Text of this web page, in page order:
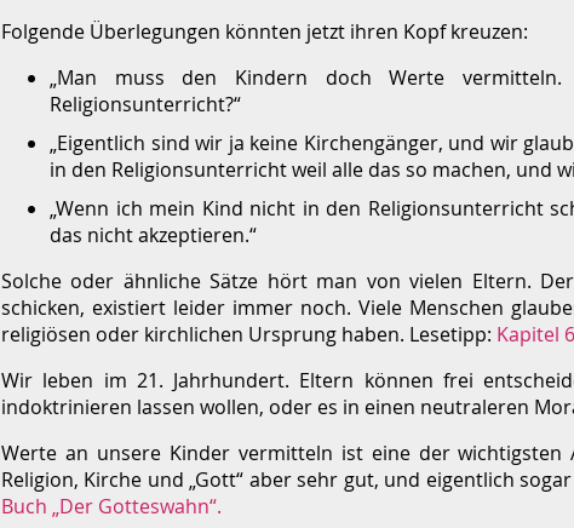
Folgende Überlegungen könnten jetzt ihren Kopf kreuzen:
„Man muss den Kindern doch Werte
Religionsunterricht?“
„Eigentlich sind wir ja keine Kirchengänger, und wir
in den Religionsunterricht weil alle das so machen, und
„Wenn ich mein Kind nicht in den Religionsunterricht
das nicht akzeptieren.“
Solche oder ähnliche Sätze hört man von vielen Eltern.
schicken, existiert leider immer noch. Viele Menschen
religiösen oder kirchlichen Ursprung haben. Lesetipp: Kapitel
Wir leben im 21. Jahrhundert. Eltern können frei
indoktrinieren lassen wollen, oder es in einen neutraleren
Werte an unsere Kinder vermitteln ist eine der wichtigsten
Religion, Kirche und „Gott“ aber sehr gut, und eigentlich
Buch „Der Gotteswahn“.